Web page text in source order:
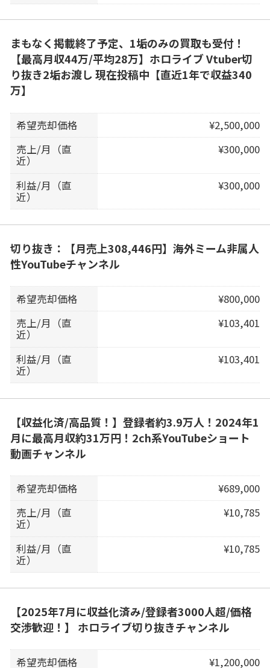
まもなく掲載終了予定、1垢のみの買取も受付！
【最高月収44万/平均28万】ホロライブ Vtuber切
り抜き2垢お渡し 現在投稿中【直近1年で収益340
万】
希望売却価格
¥2,500,000
売上/月（直
近）
¥300,000
利益/月（直
近）
¥300,000
切り抜き：【月売上308,446円】海外ミーム非属人
性YouTubeチャンネル
希望売却価格
¥800,000
売上/月（直
近）
¥103,401
利益/月（直
近）
¥103,401
【収益化済/高品質！】登録者約3.9万人！2024年1
月に最高月収約31万円！2ch系YouTubeショート
動画チャンネル
希望売却価格
¥689,000
売上/月（直
近）
¥10,785
利益/月（直
近）
¥10,785
【2025年7月に収益化済み/登録者3000人超/価格
交渉歓迎！】 ホロライブ切り抜きチャンネル
希望売却価格 ¥1,200,000